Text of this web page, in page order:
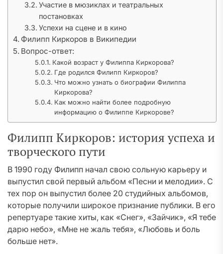
Участие в мюзиклах и театральных
постановках
Успехи на сцене и в кино
Филипп Киркоров в Википедии
Вопрос-ответ:
Какой возраст у Филиппа Киркорова?
Где родился Филипп Киркоров?
Что можно узнать о биографии Филиппа
Киркорова?
Как можно найти более подробную
информацию о Филиппе Киркорове?
Филипп Киркоров: история успеха и
творческого пути
В 1990 году Филипп начал свою сольную карьеру и
выпустил свой первый альбом «Песни и мелодии». С
тех пор он выпустил более 20 студийных альбомов,
которые получили широкое признание публики. В его
репертуаре такие хиты, как «Снег», «Зайчик», «Я тебе
дарю небо», «Мне не жаль тебя», «Любовь и боль
больше нет».